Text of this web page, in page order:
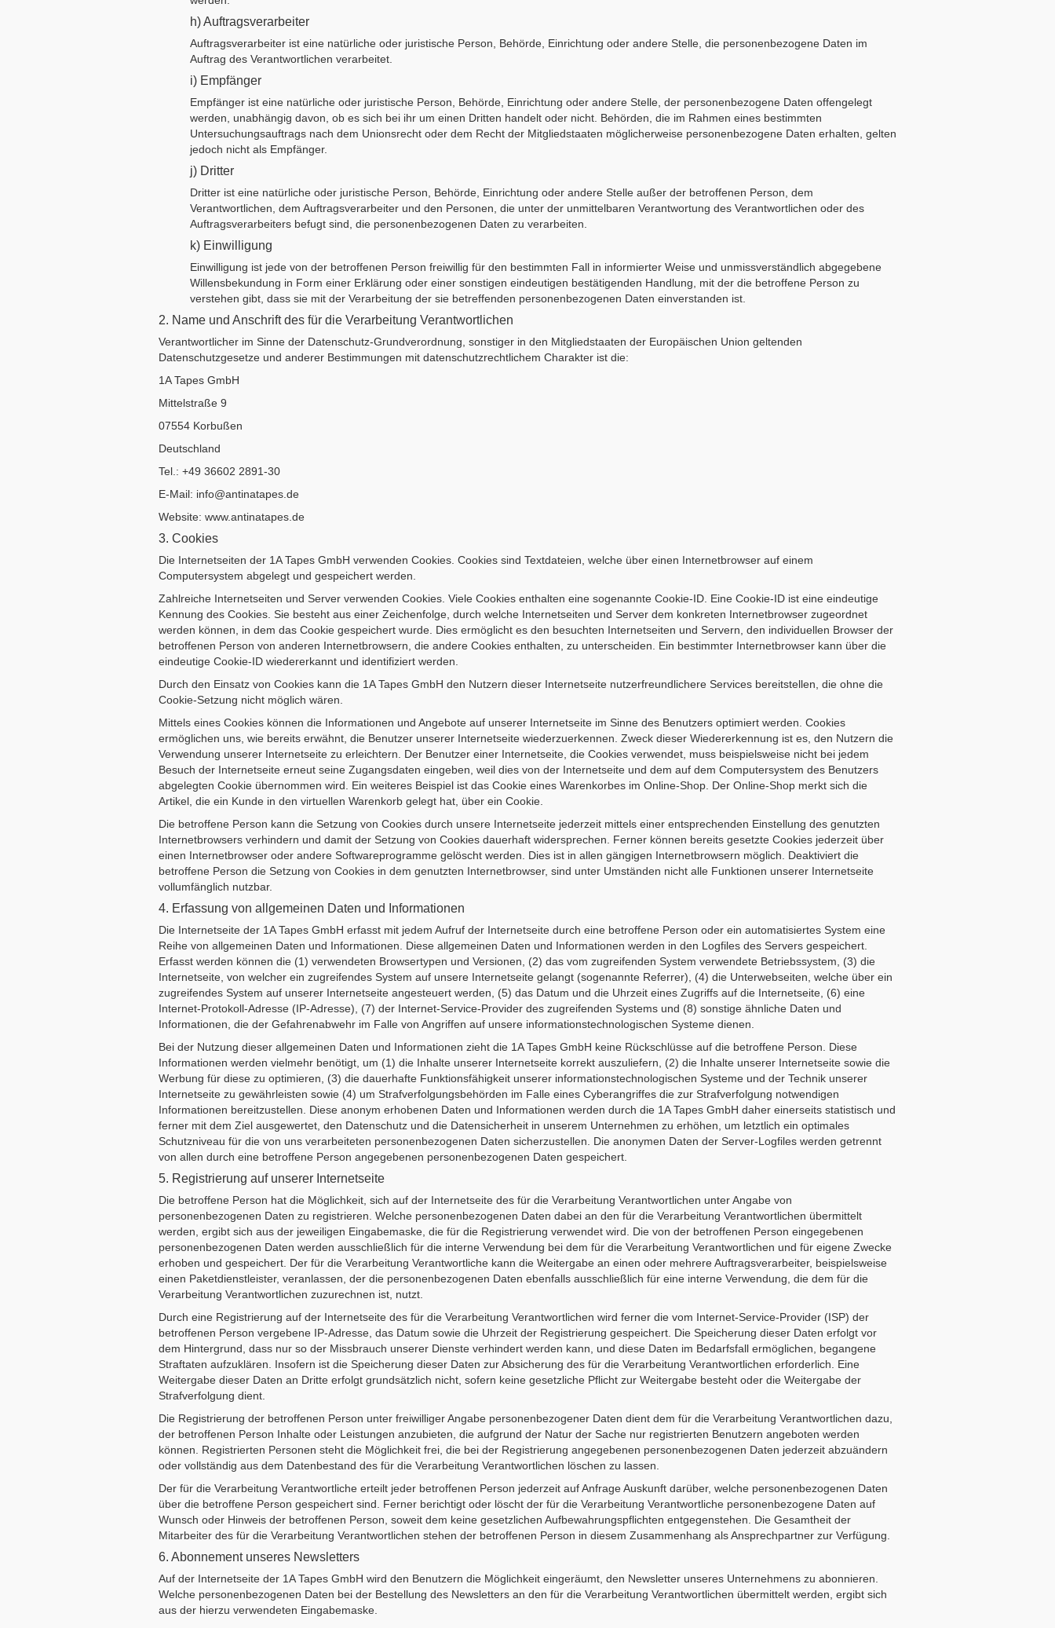
h) Auftragsverarbeiter
Auftragsverarbeiter ist eine natürliche oder juristische Person, Behörde, Einrichtung oder andere Stelle, die personenbezogene Daten im
Auftrag des Verantwortlichen verarbeitet.
i) Empfänger
Empfänger ist eine natürliche oder juristische Person, Behörde, Einrichtung oder andere Stelle, der personenbezogene Daten offengelegt
werden, unabhängig davon, ob es sich bei ihr um einen Dritten handelt oder nicht. Behörden, die im Rahmen eines bestimmten
Untersuchungsauftrags nach dem Unionsrecht oder dem Recht der Mitgliedstaaten möglicherweise personenbezogene Daten erhalten, gelten
jedoch nicht als Empfänger.
j) Dritter
Dritter ist eine natürliche oder juristische Person, Behörde, Einrichtung oder andere Stelle außer der betroffenen Person, dem
Verantwortlichen, dem Auftragsverarbeiter und den Personen, die unter der unmittelbaren Verantwortung des Verantwortlichen oder des
Auftragsverarbeiters befugt sind, die personenbezogenen Daten zu verarbeiten.
k) Einwilligung
Einwilligung ist jede von der betroffenen Person freiwillig für den bestimmten Fall in informierter Weise und unmissverständlich abgegebene
Willensbekundung in Form einer Erklärung oder einer sonstigen eindeutigen bestätigenden Handlung, mit der die betroffene Person zu
verstehen gibt, dass sie mit der Verarbeitung der sie betreffenden personenbezogenen Daten einverstanden ist.
2. Name und Anschrift des für die Verarbeitung Verantwortlichen
Verantwortlicher im Sinne der Datenschutz-Grundverordnung, sonstiger in den Mitgliedstaaten der Europäischen Union geltenden
Datenschutzgesetze und anderer Bestimmungen mit datenschutzrechtlichem Charakter ist die:
1A Tapes GmbH
Mittelstraße 9
07554 Korbußen
Deutschland
Tel.: +49 36602 2891-30
E-Mail: info@antinatapes.de
Website: www.antinatapes.de
3. Cookies
Die Internetseiten der 1A Tapes GmbH verwenden Cookies. Cookies sind Textdateien, welche über einen Internetbrowser auf einem
Computersystem abgelegt und gespeichert werden.
Zahlreiche Internetseiten und Server verwenden Cookies. Viele Cookies enthalten eine sogenannte Cookie-ID. Eine Cookie-ID ist eine eindeutige
Kennung des Cookies. Sie besteht aus einer Zeichenfolge, durch welche Internetseiten und Server dem konkreten Internetbrowser zugeordnet
werden können, in dem das Cookie gespeichert wurde. Dies ermöglicht es den besuchten Internetseiten und Servern, den individuellen Browser der
betroffenen Person von anderen Internetbrowsern, die andere Cookies enthalten, zu unterscheiden. Ein bestimmter Internetbrowser kann über die
eindeutige Cookie-ID wiedererkannt und identifiziert werden.
Durch den Einsatz von Cookies kann die 1A Tapes GmbH den Nutzern dieser Internetseite nutzerfreundlichere Services bereitstellen, die ohne die
Cookie-Setzung nicht möglich wären.
Mittels eines Cookies können die Informationen und Angebote auf unserer Internetseite im Sinne des Benutzers optimiert werden. Cookies
ermöglichen uns, wie bereits erwähnt, die Benutzer unserer Internetseite wiederzuerkennen. Zweck dieser Wiedererkennung ist es, den Nutzern die
Verwendung unserer Internetseite zu erleichtern. Der Benutzer einer Internetseite, die Cookies verwendet, muss beispielsweise nicht bei jedem
Besuch der Internetseite erneut seine Zugangsdaten eingeben, weil dies von der Internetseite und dem auf dem Computersystem des Benutzers
abgelegten Cookie übernommen wird. Ein weiteres Beispiel ist das Cookie eines Warenkorbes im Online-Shop. Der Online-Shop merkt sich die
Artikel, die ein Kunde in den virtuellen Warenkorb gelegt hat, über ein Cookie.
Die betroffene Person kann die Setzung von Cookies durch unsere Internetseite jederzeit mittels einer entsprechenden Einstellung des genutzten
Internetbrowsers verhindern und damit der Setzung von Cookies dauerhaft widersprechen. Ferner können bereits gesetzte Cookies jederzeit über
einen Internetbrowser oder andere Softwareprogramme gelöscht werden. Dies ist in allen gängigen Internetbrowsern möglich. Deaktiviert die
betroffene Person die Setzung von Cookies in dem genutzten Internetbrowser, sind unter Umständen nicht alle Funktionen unserer Internetseite
vollumfänglich nutzbar.
4. Erfassung von allgemeinen Daten und Informationen
Die Internetseite der 1A Tapes GmbH erfasst mit jedem Aufruf der Internetseite durch eine betroffene Person oder ein automatisiertes System eine
Reihe von allgemeinen Daten und Informationen. Diese allgemeinen Daten und Informationen werden in den Logfiles des Servers gespeichert.
Erfasst werden können die (1) verwendeten Browsertypen und Versionen, (2) das vom zugreifenden System verwendete Betriebssystem, (3) die
Internetseite, von welcher ein zugreifendes System auf unsere Internetseite gelangt (sogenannte Referrer), (4) die Unterwebseiten, welche über ein
zugreifendes System auf unserer Internetseite angesteuert werden, (5) das Datum und die Uhrzeit eines Zugriffs auf die Internetseite, (6) eine
Internet-Protokoll-Adresse (IP-Adresse), (7) der Internet-Service-Provider des zugreifenden Systems und (8) sonstige ähnliche Daten und
Informationen, die der Gefahrenabwehr im Falle von Angriffen auf unsere informationstechnologischen Systeme dienen.
Bei der Nutzung dieser allgemeinen Daten und Informationen zieht die 1A Tapes GmbH keine Rückschlüsse auf die betroffene Person. Diese
Informationen werden vielmehr benötigt, um (1) die Inhalte unserer Internetseite korrekt auszuliefern, (2) die Inhalte unserer Internetseite sowie die
Werbung für diese zu optimieren, (3) die dauerhafte Funktionsfähigkeit unserer informationstechnologischen Systeme und der Technik unserer
Internetseite zu gewährleisten sowie (4) um Strafverfolgungsbehörden im Falle eines Cyberangriffes die zur Strafverfolgung notwendigen
Informationen bereitzustellen. Diese anonym erhobenen Daten und Informationen werden durch die 1A Tapes GmbH daher einerseits statistisch und
ferner mit dem Ziel ausgewertet, den Datenschutz und die Datensicherheit in unserem Unternehmen zu erhöhen, um letztlich ein optimales
Schutzniveau für die von uns verarbeiteten personenbezogenen Daten sicherzustellen. Die anonymen Daten der Server-Logfiles werden getrennt
von allen durch eine betroffene Person angegebenen personenbezogenen Daten gespeichert.
5. Registrierung auf unserer Internetseite
Die betroffene Person hat die Möglichkeit, sich auf der Internetseite des für die Verarbeitung Verantwortlichen unter Angabe von
personenbezogenen Daten zu registrieren. Welche personenbezogenen Daten dabei an den für die Verarbeitung Verantwortlichen übermittelt
werden, ergibt sich aus der jeweiligen Eingabemaske, die für die Registrierung verwendet wird. Die von der betroffenen Person eingegebenen
personenbezogenen Daten werden ausschließlich für die interne Verwendung bei dem für die Verarbeitung Verantwortlichen und für eigene Zwecke
erhoben und gespeichert. Der für die Verarbeitung Verantwortliche kann die Weitergabe an einen oder mehrere Auftragsverarbeiter, beispielsweise
einen Paketdienstleister, veranlassen, der die personenbezogenen Daten ebenfalls ausschließlich für eine interne Verwendung, die dem für die
Verarbeitung Verantwortlichen zuzurechnen ist, nutzt.
Durch eine Registrierung auf der Internetseite des für die Verarbeitung Verantwortlichen wird ferner die vom Internet-Service-Provider (ISP) der
betroffenen Person vergebene IP-Adresse, das Datum sowie die Uhrzeit der Registrierung gespeichert. Die Speicherung dieser Daten erfolgt vor
dem Hintergrund, dass nur so der Missbrauch unserer Dienste verhindert werden kann, und diese Daten im Bedarfsfall ermöglichen, begangene
Straftaten aufzuklären. Insofern ist die Speicherung dieser Daten zur Absicherung des für die Verarbeitung Verantwortlichen erforderlich. Eine
Weitergabe dieser Daten an Dritte erfolgt grundsätzlich nicht, sofern keine gesetzliche Pflicht zur Weitergabe besteht oder die Weitergabe der
Strafverfolgung dient.
Die Registrierung der betroffenen Person unter freiwilliger Angabe personenbezogener Daten dient dem für die Verarbeitung Verantwortlichen dazu,
der betroffenen Person Inhalte oder Leistungen anzubieten, die aufgrund der Natur der Sache nur registrierten Benutzern angeboten werden
können. Registrierten Personen steht die Möglichkeit frei, die bei der Registrierung angegebenen personenbezogenen Daten jederzeit abzuändern
oder vollständig aus dem Datenbestand des für die Verarbeitung Verantwortlichen löschen zu lassen.
Der für die Verarbeitung Verantwortliche erteilt jeder betroffenen Person jederzeit auf Anfrage Auskunft darüber, welche personenbezogenen Daten
über die betroffene Person gespeichert sind. Ferner berichtigt oder löscht der für die Verarbeitung Verantwortliche personenbezogene Daten auf
Wunsch oder Hinweis der betroffenen Person, soweit dem keine gesetzlichen Aufbewahrungspflichten entgegenstehen. Die Gesamtheit der
Mitarbeiter des für die Verarbeitung Verantwortlichen stehen der betroffenen Person in diesem Zusammenhang als Ansprechpartner zur Verfügung.
6. Abonnement unseres Newsletters
Auf der Internetseite der 1A Tapes GmbH wird den Benutzern die Möglichkeit eingeräumt, den Newsletter unseres Unternehmens zu abonnieren.
Welche personenbezogenen Daten bei der Bestellung des Newsletters an den für die Verarbeitung Verantwortlichen übermittelt werden, ergibt sich
aus der hierzu verwendeten Eingabemaske.